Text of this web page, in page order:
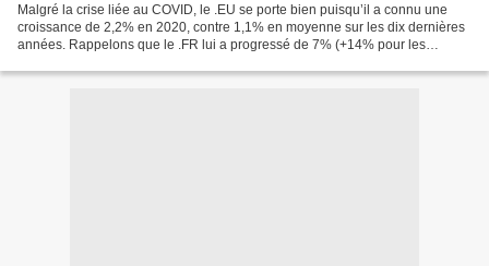
Malgré la crise liée au COVID, le .EU se porte bien puisqu’il a connu une
croissance de 2,2% en 2020, contre 1,1% en moyenne sur les dix dernières
années. Rappelons que le .FR lui a progressé de 7% (+14% pour les